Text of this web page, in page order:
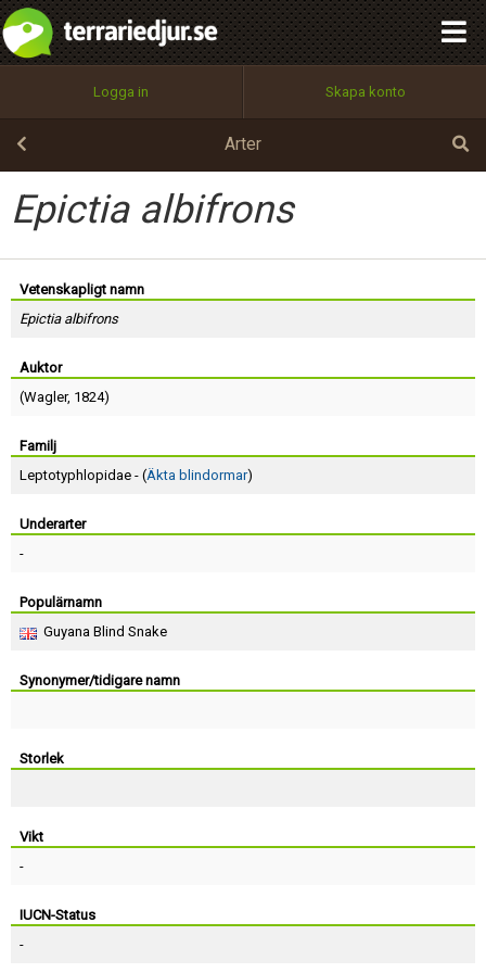
Logga in Skapa konto
Arter
Epictia albifrons
Vetenskapligt namn
Epictia albifrons
Auktor
(Wagler, 1824)
Familj
Leptotyphlopidae - (Äkta blindormar)
Underarter
-
Populärnamn
Guyana Blind Snake
Synonymer/tidigare namn
Storlek
Vikt
-
IUCN-Status
-
Utför
100%
OK
integritetspolicy
Namn:
Epost:
Användarnamn:
Lösenord:
Terms of Service
Skapa konto
Begär nytt lösenord
Tillbaka till förstasidan